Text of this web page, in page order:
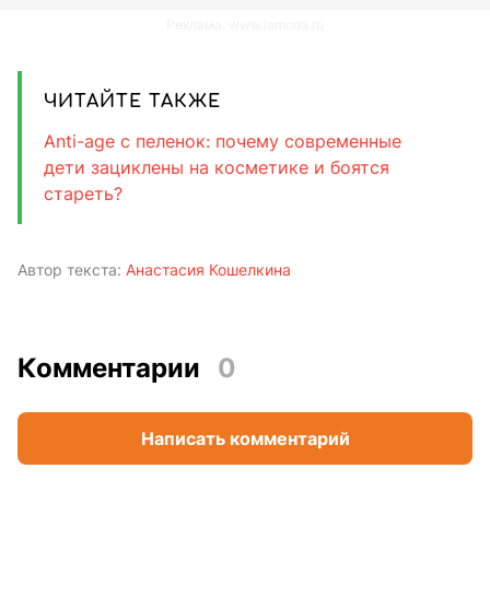
ЧИТАЙТЕ ТАКЖЕ
Anti-age с пеленок: почему современные
дети зациклены на косметике и боятся
стареть?
Автор текста: Анастасия Кошелкина
Комментарии 0
Написать комментарий